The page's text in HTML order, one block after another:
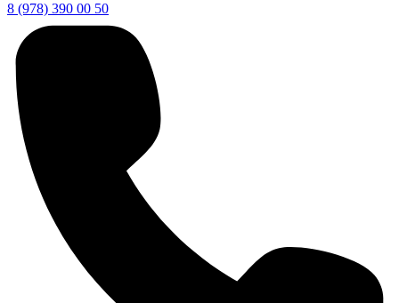
8 (978) 390 00 50